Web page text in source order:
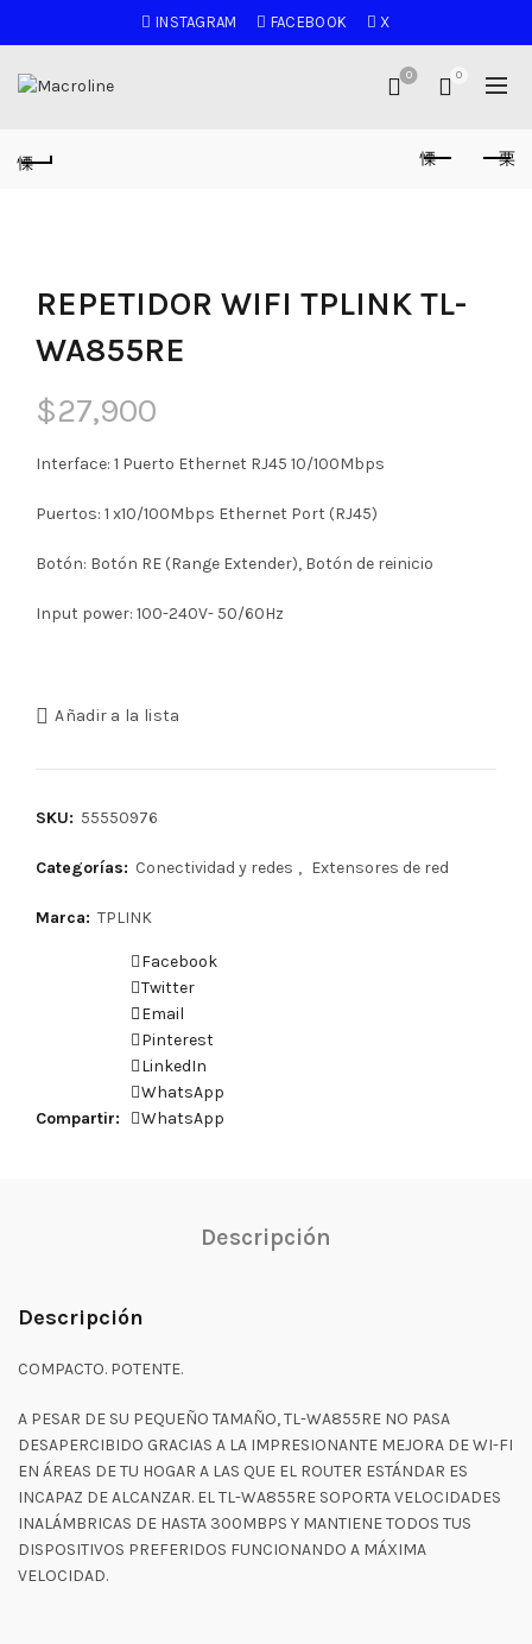
INSTAGRAM FACEBOOK X
0 0
REPETIDOR WIFI TPLINK TL-
WA855RE
$27,900
Interface: 1 Puerto Ethernet RJ45 10/100Mbps
Puertos: 1 x10/100Mbps Ethernet Port (RJ45)
Botón: Botón RE (Range Extender), Botón de reinicio
Input power: 100-240V- 50/60Hz
Añadir a la lista
SKU: 55550976
Categorías: Conectividad y redes , Extensores de red
Marca: TPLINK
Compartir
Facebook
Twitter
Email
Pinterest
LinkedIn
WhatsApp
WhatsApp
Descripción
Descripción
COMPACTO. POTENTE.
A PESAR DE SU PEQUEÑO TAMAÑO, TL-WA855RE NO PASA
DESAPERCIBIDO GRACIAS A LA IMPRESIONANTE MEJORA DE WI-FI
EN ÁREAS DE TU HOGAR A LAS QUE EL ROUTER ESTÁNDAR ES
INCAPAZ DE ALCANZAR. EL TL-WA855RE SOPORTA VELOCIDADES
INALÁMBRICAS DE HASTA 300MBPS Y MANTIENE TODOS TUS
DISPOSITIVOS PREFERIDOS FUNCIONANDO A MÁXIMA
VELOCIDAD.